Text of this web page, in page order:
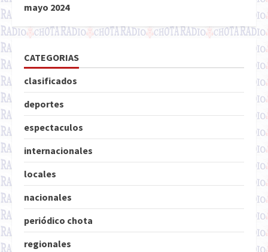
mayo 2024
CATEGORIAS
clasificados
deportes
espectaculos
internacionales
locales
nacionales
periódico chota
regionales